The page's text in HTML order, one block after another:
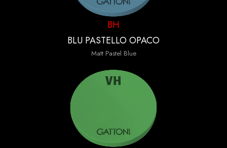
BH
BLU PASTELLO OPACO
Matt Pastel Blue